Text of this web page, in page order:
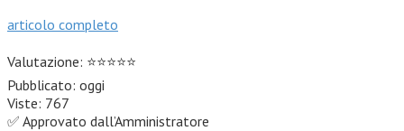
articolo completo
Valutazione: ⭐⭐⭐⭐⭐
Pubblicato: oggi
Viste: 767
✅ Approvato dall’Amministratore